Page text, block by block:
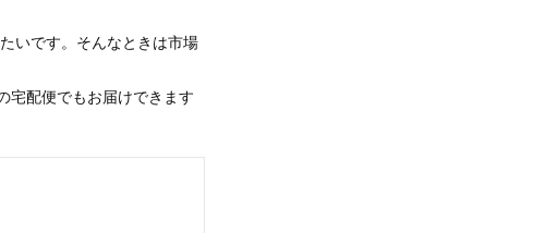
いです。そんなときは市場
宅配便でもお届けできます